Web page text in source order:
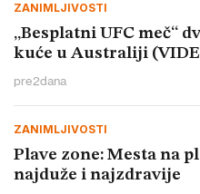
ZANIMLJIVOSTI
„Besplatni UFC meč“
kuće u Australiji
pre2dana
ZANIMLJIVOSTI
Plave zone: Mesta na
najduže i najzdravije